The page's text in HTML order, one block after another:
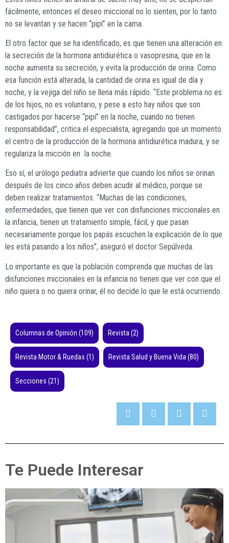
fácilmente, entonces el deseo miccional no lo sienten, por lo tanto
no se levantan y se hacen “pipí” en la cama.
El otro factor que se ha identificado, es que tienen una alteración en
la secreción de la hormona antidiurética o vasopresina, que en la
noche aumenta su secreción, y evita la producción de orina. Como
esa función está alterada, la cantidad de orina es igual de día y
noche, y la vejiga del niño se llena más rápido. “Este problema no es
de los hijos, no es voluntario, y pese a esto hay niños que son
castigados por hacerse “pipí” en la noche, cuando no tienen
responsabilidad”, critica el especialista, agregando que un momento
el centro de la producción de la hormona antidiurética madura, y se
regulariza la micción en la noche.
Eso sí, el urólogo pediatra advierte que cuando los niños se orinan
después de los cinco años deben acudir al médico, porque se
deben realizar tratamientos. “Muchas de las condiciones,
enfermedades, que tienen que ver con disfunciones miccionales en
la infancia, tienen un tratamiento simple, fácil, y que pasan
necesariamente porque los papás escuchen la explicación de lo que
les está pasando a los niños”, aseguró el doctor Sepúlveda.
Lo importante es que la población comprenda que muchas de las
disfunciones miccionales en la infancia no tienen que ver con que el
niño quiera o no quiera orinar, él no decide lo que le está ocurriendo.
Columnas de Opinión (109) Revista(2)
Revista Motor & Ruedas (1) Revista Salud y Buena Vida(80)
Secciones (21)
Te Puede Interesar